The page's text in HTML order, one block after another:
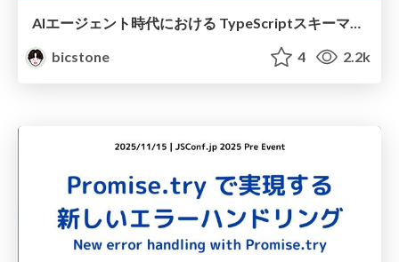
AIエージェント時代における TypeScriptスキーマ駆動開発の新たな役割
bicstone
4 2.2k